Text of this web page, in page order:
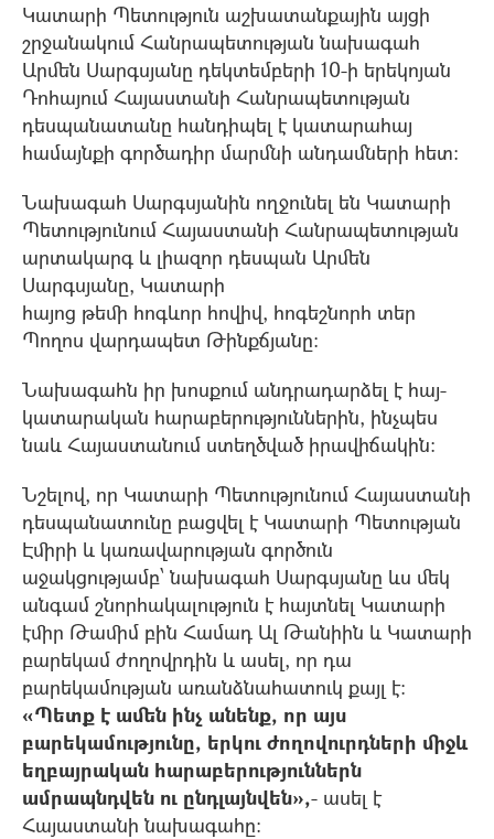
Կատարի Պետություն աշխատանքային այցի
շրջանակում Հանրապետության նախագահ
Արմեն Սարգսյանը դեկտեմբերի 10-ի երեկոյան
Դոհայում Հայաստանի Հանրապետության
դեսպանատանը հանդիպել է կատարահայ
համայնքի գործադիր մարմնի անդամների հետ:
Նախագահ Սարգսյանին ողջունել են Կատարի
Պետությունում Հայաստանի Հանրապետության
արտակարգ և լիազոր դեսպան Արմեն
Սարգսյանը, Կատարի
հայոց թեմի հոգևոր հովիվ, հոգեշնորհ տեր
Պողոս վարդապետ Թինքճյանը:
Նախագահն իր խոսքում անդրադարձել է հայ-
կատարական հարաբերություններին, ինչպես
նաև Հայաստանում ստեղծված իրավիճակին:
Նշելով, որ Կատարի Պետությունում Հայաստանի
դեսպանատունը բացվել է Կատարի Պետության
Էմիրի և կառավարության գործուն
աջակցությամբ՝ նախագահ Սարգսյանը ևս մեկ
անգամ շնորհակալություն է հայտնել Կատարի
էմիր Թամիմ բին Համադ Ալ Թանիին և Կատարի
բարեկամ ժողովրդին և ասել, որ դա
բարեկամության առանձնահատուկ քայլ է։
«Պետք է ամեն ինչ անենք, որ այս
բարեկամությունը, երկու ժողովուրդների միջև
եղբայրական հարաբերություններն
ամրապնդվեն ու ընդլայնվեն»,- ասել է
Հայաստանի նախագահը։